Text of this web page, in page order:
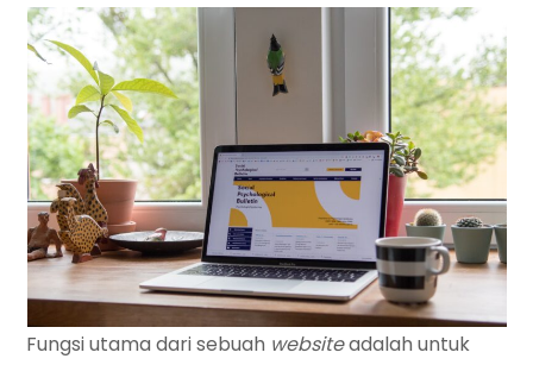
Fungsi utama dari sebuah websiteadalah untuk